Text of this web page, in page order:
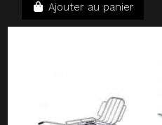
Ajouter au panier